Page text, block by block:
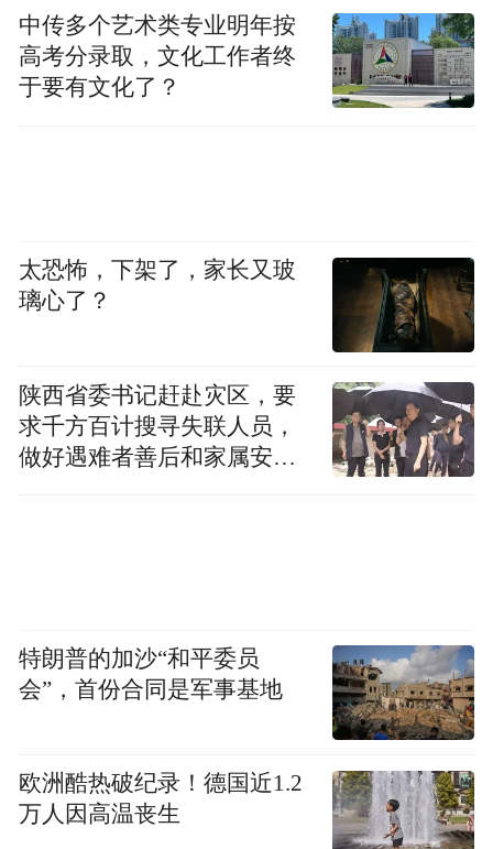
中传多个艺术类专业明年按
高考分录取，文化工作者终
于要有文化了？
太恐怖，下架了，家长又玻
璃心了？
陕西省委书记赶赴灾区，要
求千方百计搜寻失联人员，
做好遇难者善后和家属安抚
特朗普的加沙“和平委员
会”，首份合同是军事基地
欧洲酷热破纪录！德国近1.2
万人因高温丧生